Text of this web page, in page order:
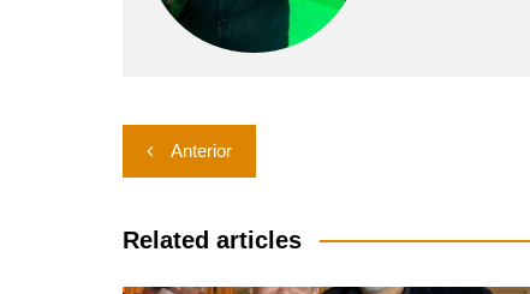
Navegação
de
Post
Anterior
Related articles